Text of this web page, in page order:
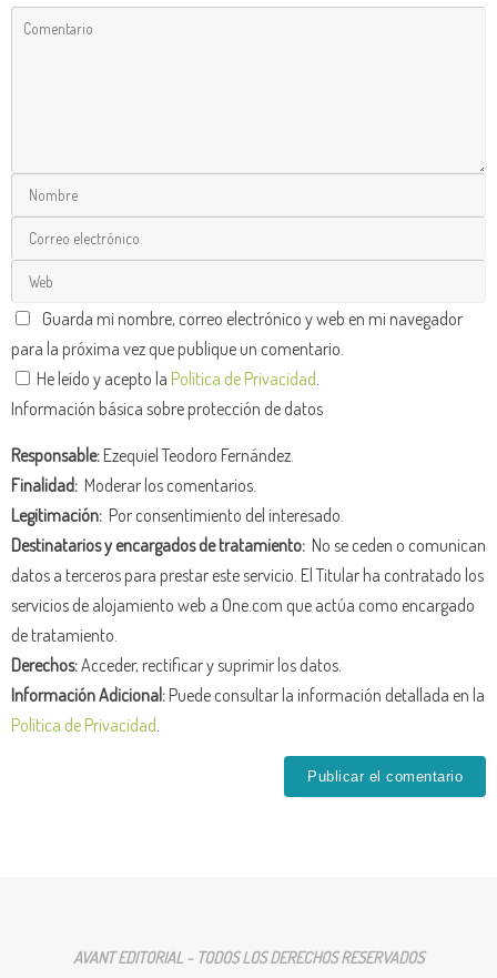
Guarda mi nombre, correo electrónico y web en mi navegador
para la próxima vez que publique un comentario.
He leído y acepto la Política de Privacidad
Información básica sobre protección de datos
Responsable:Ezequiel Teodoro Fernández.
Finalidad: Moderar los comentarios.
Legitimación: Por consentimiento del interesado.
Destinatarios y encargados de tratamiento: No se ceden o comunican
datos a terceros para prestar este servicio. El Titular ha contratado los
servicios de alojamiento web a One.com que actúa como encargado
de tratamiento.
Derechos:Acceder, rectificar y suprimir los datos.
Información Adicional:Puede consultar la información detallada en la
Política de Privacidad
AVANT EDITORIAL - TODOS LOS DERECHOS RESERVADOS